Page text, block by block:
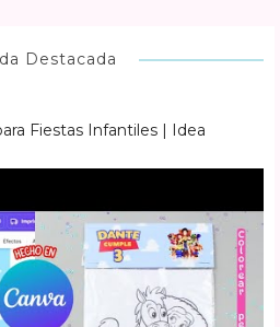
Destacada
Fiestas Infantiles | Idea